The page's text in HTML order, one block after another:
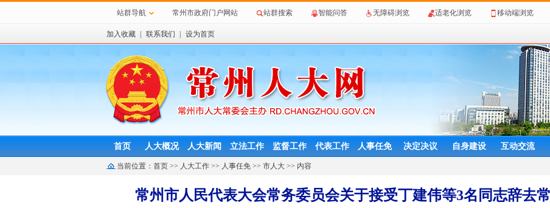
站群导航 常州市政府门户网站 站群搜索 智能问答 无障碍浏览 适老化浏览 移动端浏览
加入收藏 联系我们 设为首页
首页 人大概况 人大新闻 立法工作 监督工作 代表工作 人事任免 决定决议 自身建设 互动交流
当前位置： 首页 >> 人大工作 >> 人事任免 >> 市人大 >> 内容
常州市人民代表大会常务委员会关于接受丁建伟等3名同志辞去